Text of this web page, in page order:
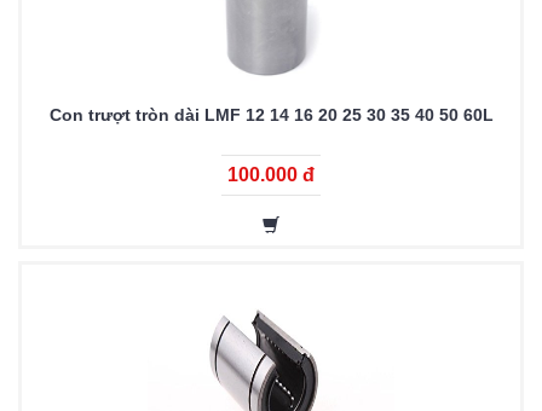
Con trượt tròn dài LMF 12 14 16 20 25 30 35 40 50 60L
100.000 đ